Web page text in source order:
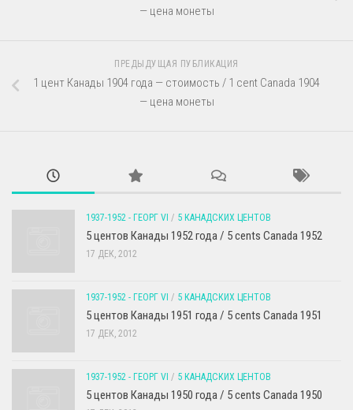
— цена монеты
ПРЕДЫДУЩАЯ ПУБЛИКАЦИЯ
1 цент Канады 1904 года — стоимость / 1 cent Canada 1904
— цена монеты
1937-1952 - ГЕОРГ VI / 5 КАНАДСКИХ ЦЕНТОВ
5 центов Канады 1952 года / 5 cents Canada 1952
17 ДЕК, 2012
1937-1952 - ГЕОРГ VI / 5 КАНАДСКИХ ЦЕНТОВ
5 центов Канады 1951 года / 5 cents Canada 1951
17 ДЕК, 2012
1937-1952 - ГЕОРГ VI / 5 КАНАДСКИХ ЦЕНТОВ
5 центов Канады 1950 года / 5 cents Canada 1950